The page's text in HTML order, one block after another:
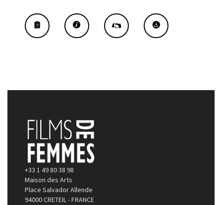
+33 1 49 80 38 98
Maison des Arts
Place Salvador Allende
94000 CRETEIL - FRANCE